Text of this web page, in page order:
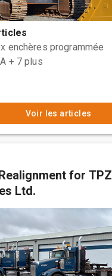
enchères programmée
+ 7 plus
Voir les articles
for TPZ
Ltd.